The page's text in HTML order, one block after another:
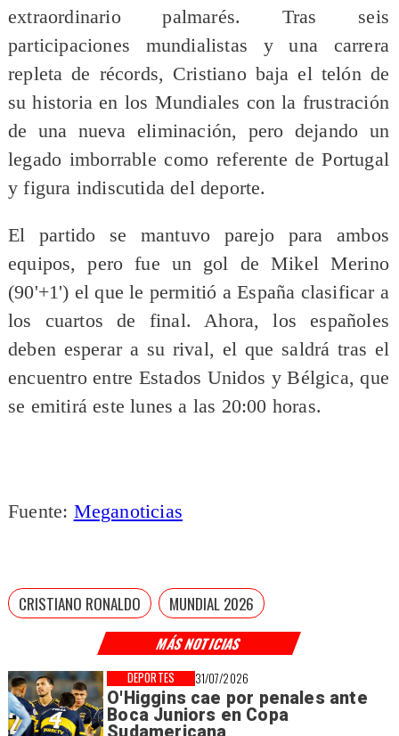
MÁS NOTICIAS
31/07/2026
O'Higgins cae por penales ante
Boca Juniors en Copa
DEPORTES
extraordinario palmarés. Tras seis
participaciones mundialistas y una carrera
repleta de récords, Cristiano baja el telón de
su historia en los Mundiales con la frustración
de una nueva eliminación, pero dejando un
legado imborrable como referente de Portugal
y figura indiscutida del deporte.
El partido se mantuvo parejo para ambos
equipos, pero fue un gol de Mikel Merino
(90'+1') el que le permitió a España clasificar a
los cuartos de final. Ahora, los españoles
deben esperar a su rival, el que saldrá tras el
encuentro entre Estados Unidos y Bélgica, que
se emitirá este lunes a las 20:00 horas.
Fuente: Meganoticias
CRISTIANO RONALDO MUNDIAL 2026